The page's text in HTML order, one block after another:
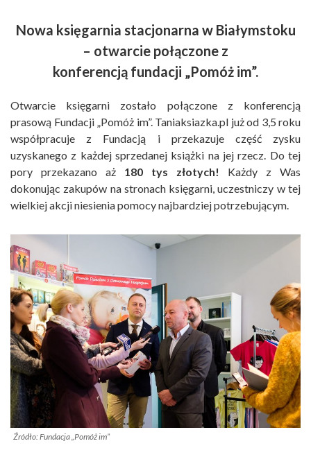
Nowa księgarnia stacjonarna w Białymstoku
– otwarcie połączone z
konferencją fundacji „Pomóż im”.
Otwarcie księgarni zostało połączone z konferencją
prasową Fundacji „Pomóż im”. Taniaksiazka.pl już od 3,5 roku
współpracuje z Fundacją i przekazuje część zysku
uzyskanego z każdej sprzedanej książki na jej rzecz. Do tej
pory przekazano aż 180 tys złotych!
Każdy z Was
dokonując zakupów na stronach księgarni, uczestniczy w tej
wielkiej akcji niesienia pomocy najbardziej potrzebującym.
Źródło: Fundacja „Pomóż im”